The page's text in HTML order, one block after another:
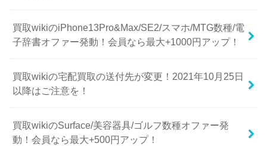
買取wikiのiPhone13Pro&Max/SE2/スマホ/MTG数種/電
子辞書オファー発動！会員なら最大+1000円アップ！
買取wikiの宅配買取の送付先が変更！2021年10月25日
以降はご注意を！
買取wikiのSurface/美容器具/ゴルフ数種オファー発
動！会員なら最大+500円アップ！